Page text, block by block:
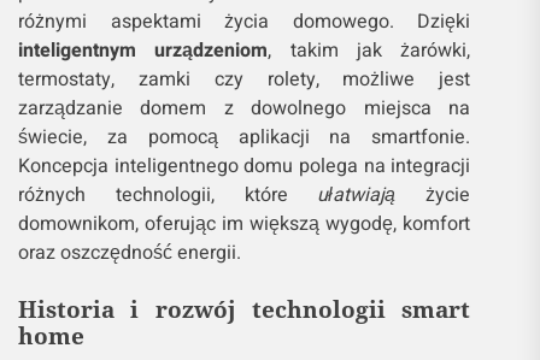
różnymi aspektami życia domowego. Dzięki
inteligentnym urządzeniom, takim jak żarówki,
termostaty, zamki czy rolety, możliwe jest
zarządzanie domem z dowolnego miejsca na
świecie, za pomocą aplikacji na smartfonie.
Koncepcja inteligentnego domu polega na integracji
różnych technologii, które ułatwiają życie
domownikom, oferując im większą wygodę, komfort
oraz oszczędność energii.
Historia i rozwój technologii smart
home